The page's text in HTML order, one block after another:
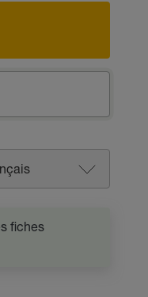
fiches